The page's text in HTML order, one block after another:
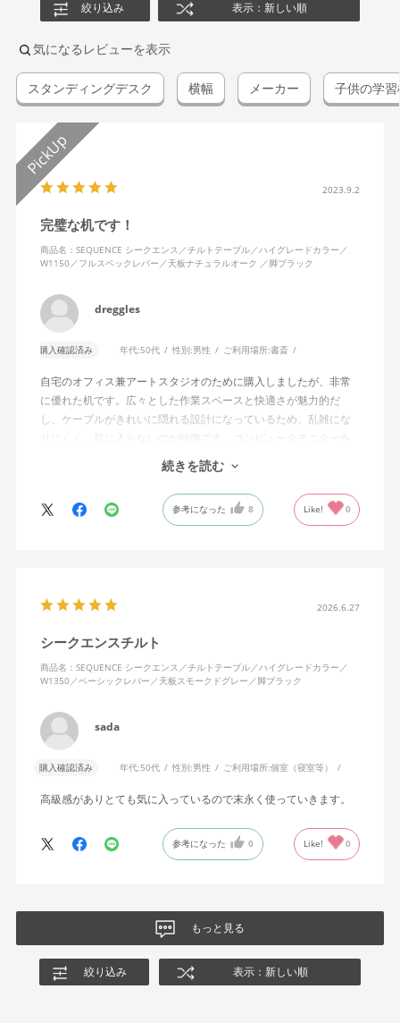
絞り込み 表示：新しい順
気になるレビューを表示
スタンディングデスク 横幅 メーカー 子供の学
2023.9.2
完璧な机です！
商品名：SEQUENCE シークエンス／チルトテーブル／ハイグレードカラー／
W1150／フルスペックレバー／天板ナチュラルオーク ／脚ブラック
dreggles
購入確認済み 年代:50代 性別:男性 ご利用場所:書斎
自宅のオフィス兼アートスタジオのために購入しましたが、非常
に優れた机です。広々とした作業スペースと快適さが魅力的だ
し、ケーブルがきれいに隠れる設計になっているため、乱雑にな
りにくく、目に入らないのが特徴です。コンピュータモニターを
置くスペースの高さも完璧で、長時間の作業でも疲れにくいで
昇降機能のおかげで、座っても立っても作業が可能で、その柔軟
続きを読む
参考になった 8 Like! 0
2026.6.27
シークエンスチルト
商品名：SEQUENCE シークエンス／チルトテーブル／ハイグレードカラー／
W1350／ベーシックレバー／天板スモークドグレー／脚ブラック
sada
購入確認済み 年代:50代 性別:男性 ご利用場所:個室（寝室等）
高級感がありとても気に入っているので末永く使っていきます。
参考になった 0 Like! 0
もっと見る
絞り込み 表示：新しい順